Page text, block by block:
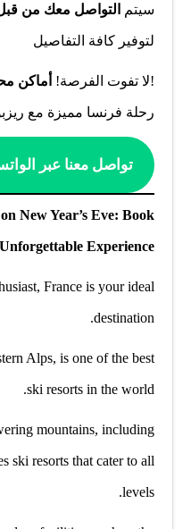
سيتم التواصل معك من
لتوفير كافة التفاصيل
!لا تفوت الفرصة! أماكن
رحلة فرنسا مميزة مع
تواصل معنا عبر
New Year’s Eve: Book
Experience!
France is your ideal
destination.
Alps, is one of the best
ski resorts in the world.
mountains, including
ski resorts that cater to all
levels.